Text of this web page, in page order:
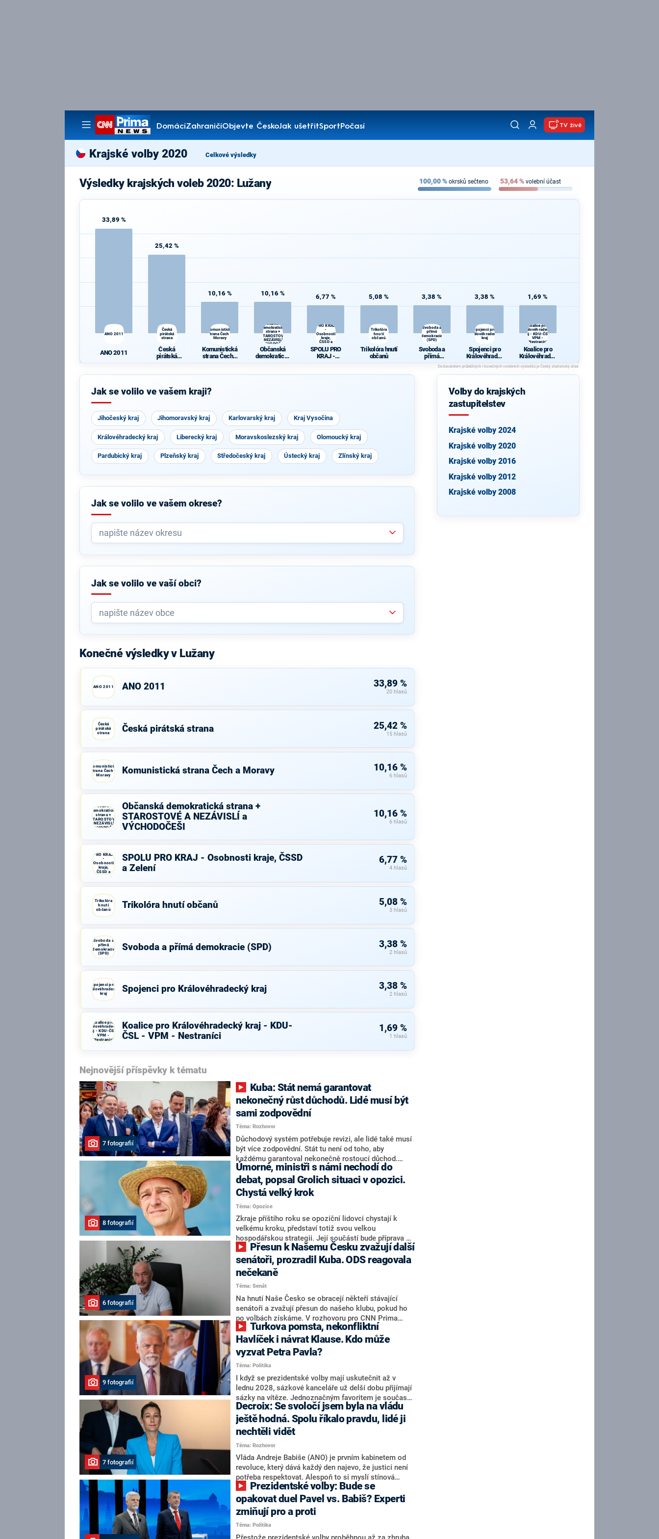
DomácíZahraničíObjevte ČeskoJak ušetřitSportPočasí
Pořady
TV živě
Krajské volby 2020 Celkové výsledky
Výsledky krajských voleb 2020: Lužany 100,00% okrsků sečteno 53,64% volební účast
33,89 %
ANO 2011
ANO 2011
25,42 %
Česká
pirátská
strana
Česká
pirátská
10,16 %
Komunistická
strana Čech a
Moravy
Komunistická
strana Čech a
10,16 %
Občanská
demokratická
strana +
STAROSTOVÉ
A NEZÁVISLÍ a
VÝCHODOČEŠI
Občanská
demokratická
A NEZÁVISLÍ
6,77 %
PRO KRAJ
-
Osobnosti
kraje,
ČSSD a
SPOLU PRO
KRAJ -
Zelení
5,08 %
Trikolóra
hnutí
občanů
Trikolóra hnutí
občanů
3,38 %
Svoboda a
přímá
demokracie
(SPD)
Svoboda a
přímá
demokracie
(SPD)
3,38 %
Spojenci pro
Královéhradecký
kraj
Spojenci pro
Královéhradec
ký kraj
1,69 %
Koalice pro
Královéhradecký
kraj - KDU-ČSL -
VPM -
Nestraníci
Koalice pro
Královéhradec
ký kraj - KDU-
ČSL - VPM -
Nestraníci
Jak se volilo ve vašem kraji?
Jihočeský kraj Jihomoravský kraj Karlovarský kraj Kraj Vysočina
Královéhradecký kraj Liberecký kraj Moravskoslezský kraj Olomoucký kraj
Pardubický kraj Plzeňský kraj Středočeský kraj Ústecký kraj Zlínský kraj
Jak se volilo ve vašem okrese?
Jak se volilo ve vaší obci?
Konečné výsledky v Lužany
ANO 2011 ANO 2011 33,89 %
20 hlasů
Česká
pirátská
strana
Česká pirátská strana 25,42 %
15 hlasů
Komunistická
strana Čech a
Moravy
Komunistická strana Čech a Moravy 10,16 %
6 hlasů
Občanská
demokratická
strana +
STAROSTOVÉ
A NEZÁVISLÍ a
VÝCHODOČEŠI
Občanská demokratická strana +
STAROSTOVÉ A NEZÁVISLÍ a
VÝCHODOČEŠI
10,16 %
6 hlasů
PRO KRAJ
-
Osobnosti
kraje,
ČSSD a
Zelení
SPOLU PRO KRAJ - Osobnosti kraje, ČSSD
a Zelení
6,77 %
4 hlasů
Trikolóra
hnutí
občanů
Trikolóra hnutí občanů 5,08 %
3 hlasů
Svoboda a
přímá
demokracie
(SPD)
Svoboda a přímá demokracie (SPD) 3,38 %
2 hlasů
Spojenci pro
Královéhradecký
kraj
Spojenci pro Královéhradecký kraj 3,38 %
2 hlasů
Koalice pro
Královéhradecký
kraj - KDU-ČSL -
VPM -
Nestraníci
Koalice pro Královéhradecký kraj - KDU-
ČSL - VPM - Nestraníci
1,69 %
1 hlasů
Nejnovější příspěvky k tématu
7 fotografií
nekonečný růst důchodů. Lidé musí být
sami zodpovědní
Téma: Rozhovor
Důchodový systém potřebuje revizi, ale lidé také musí
být více zodpovědní. Stát tu není od toho, aby
každému garantoval nekonečně rostoucí důchod.
Chybí tu nový systém a my ho představíme,řekl
hejtman Jihočeského kraje a předseda hnutí Naše
Česko Martin Kuba v rozhovoru pro CNN Prima NEWS.
V čele státu pak podle něj nemůže být člověk, který by
střetem zájmů omezoval čerpání financí a rozvoj,
dodal. Řešení u Andreje Babiše ale hodnotit nechtěl.
8 fotografií
Úmorné, ministři s námi nechodí do
debat, popsal Grolich situaci v opozici.
Chystá velký krok
Téma: Opozice
Zkraje příštího roku se opoziční lidovci chystají k
velkému kroku, představí totiž svou velkou
hospodářskou strategii. Její součástí bude příprava na
stárnutí populace, řekl ve středu na setkání s novináři
nový předseda lidovců Jan Grolich. Ten zároveň v
senátních volbách kandiduje ve Vyškově. Popsal i
aktivitu opozice, o níž vládní strany nebo političtí
komentátoři mluví jako o slabé a v defenzivě. „Je to
úmorná práce upozorňovat na chyby vlády. Ministři s
námi navíc nechodí do debat. Chceme ale ukazovat
svoje témata,“ odpověděl Grolich na dotaz CNN Prima
NEWS.
6 fotografií
senátoři, prozradil Kuba. ODS reagovala
nečekaně
Téma: Senát
Na hnutí Naše Česko se obracejí někteří stávající
senátoři a zvažují přesun do našeho klubu, pokud ho
po volbách získáme. V rozhovoru pro CNN Prima
NEWS to řekl zakladatel hnutí a jihočeský hejtman
Martin Kuba. Konkrétní nebyl, ale získat by takto mohl
například senátora Zdeňka Hrabu, který je dnes
součástí klubu ODS a TOP 09. Hraba to na dotaz
redakce nevyloučil. Předseda klubu senátorů ODS
Zdeněk Nytra redakci řekl, že počítá s odchodem
některých senátorů z klubu a že Naše Česko není
nepřítel, ale soupeř.
9 fotografií
Havlíček i návrat Klause. Kdo může
vyzvat Petra Pavla?
Téma: Politika
I když se prezidentské volby mají uskutečnit až v
lednu 2028, sázkové kanceláře už delší dobu přijímají
sázky na vítěze. Jednoznačným favoritem je současná
hlava státu Petr Pavel. Daleko za ním pak bookmakeři
zmiňují dva výrazné politiky ANO, tedy premiéra
Andreje Babiše a ministra průmyslu Karla Havlíčka.
Oblíbeným tipem samotných sázkařů je poslanec za
Motoristy Filip Turek. Politolog Jan Kubáček nicméně
o případné kandidatuře kohokoliv ze zmíněné trojice
značně pochybuje. Podle něj současná koalice dosud
nemá osobu, která by Pavlovi mohla konkurovat.
7 fotografií
Decroix: Se svoločí jsem byla na vládu
ještě hodná. Spolu říkalo pravdu, lidé ji
nechtěli vidět
Téma: Rozhovor
Vláda Andreje Babiše (ANO) je prvním kabinetem od
revoluce, který dává každý den najevo, že justici není
potřeba respektovat. Alespoň to si myslí stínová
ministryně spravedlnosti ODS Eva Decroix. V
rozhovoru pro CNN Prima NEWS si nebrala servítky
ohledně politického výkonu svého nástupce Jeronýma
Tejce (za ANO) či vládní zmocněnkyně pro lidská
práva Taťány Malé (ANO). Označením „svoloč“ na
adresu vlády prý byla ještě hodná. Decroix se také
opakovat duel Pavel vs. Babiš? Experti
zmiňují pro a proti
Téma: Politika
Volby do krajských
zastupitelstev
Krajské volby 2024
Krajské volby 2020
Krajské volby 2016
Krajské volby 2012
Krajské volby 2008